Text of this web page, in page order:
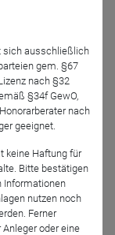
der
allem im
Zusammen
und
Exempel und
Prozesse.
sich ausschließlich
gem. §67
nach §32
§34f GewO,
nach
geeignet.
keine Haftung für
Bitte bestätigen
Informationen
nutzen noch
Ferner
oder eine